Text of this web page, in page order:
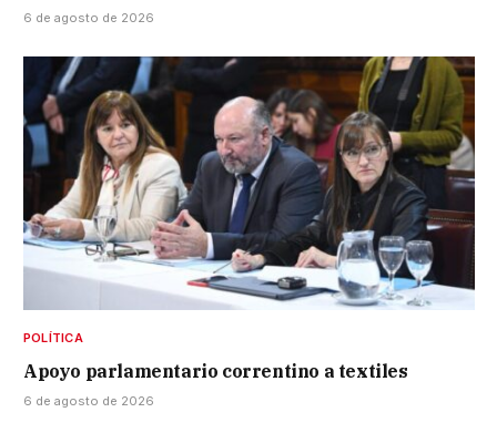
6 de agosto de 2026
POLÍTICA
Apoyo parlamentario correntino a textiles
6 de agosto de 2026